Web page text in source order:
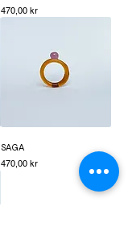
Pris
470,00 kr
SAGA
Pris
470,00 kr